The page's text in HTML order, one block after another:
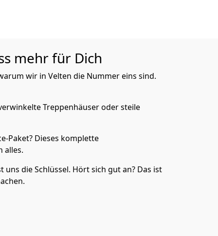
mehr für Dich
wir in Velten die Nummer eins sind.
Treppenhäuser oder steile
Paket? Dieses komplette
alles.
die Schlüssel. Hört sich gut an? Das ist